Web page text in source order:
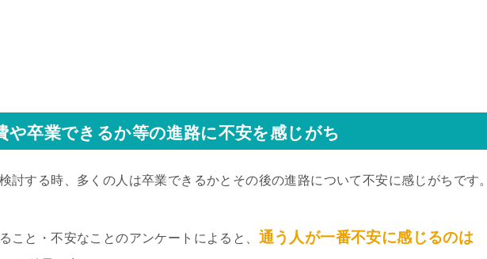
や卒業できるか等の進路に不安を感じがち
討する時、多くの人は卒業できるかとその後の進路について不安に感じがちです。
こと・不安なことのアンケートによると、 通う人が一番不安に感じるのは